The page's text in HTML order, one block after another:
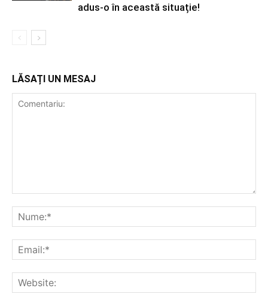
adus-o în această situație!
LĂSAȚI UN MESAJ